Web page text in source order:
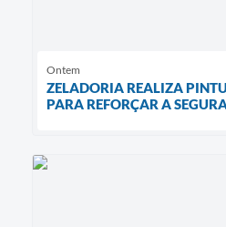
Ontem
ZELADORIA REALIZA
PARA REFORÇAR A